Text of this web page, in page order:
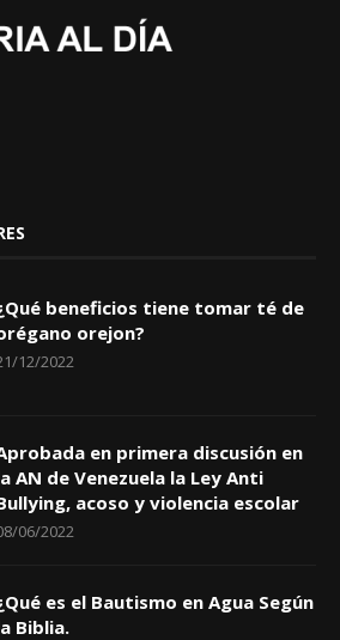
beneficios tiene tomar té de
orejon?
12/2022
en primera discusión en
AN de Venezuela la Ley Anti
acoso y violencia escolar
06/2022
es el Bautismo en Agua Según
Biblia.